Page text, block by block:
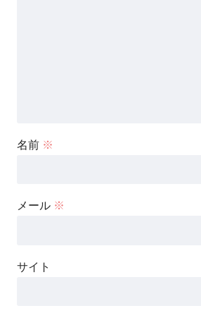
名前 ※
メール ※
サイト